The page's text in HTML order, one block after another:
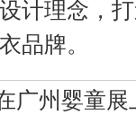
计理念，
品牌。